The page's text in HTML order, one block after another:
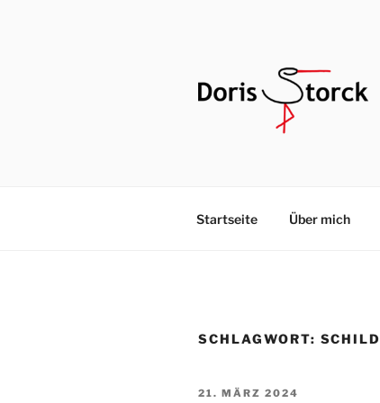
Startseite Über mich
SCHLAGWORT: SCHILD
VERÖFFENTLICHT
21. MÄRZ 2024